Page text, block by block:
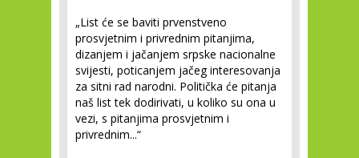
„List će se baviti prvenstveno
prosvjetnim i privrednim pitanjima,
dizanjem i jačanjem srpske nacionalne
svijesti, poticanjem jačeg interesovanja
za sitni rad narodni. Politička će pitanja
naš list tek dodirivati, u koliko su ona u
vezi, s pitanjima prosvjetnim i
privrednim...“